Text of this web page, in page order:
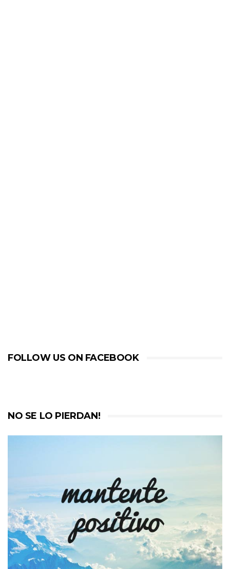
FOLLOW US ON FACEBOOK
NO SE LO PIERDAN!